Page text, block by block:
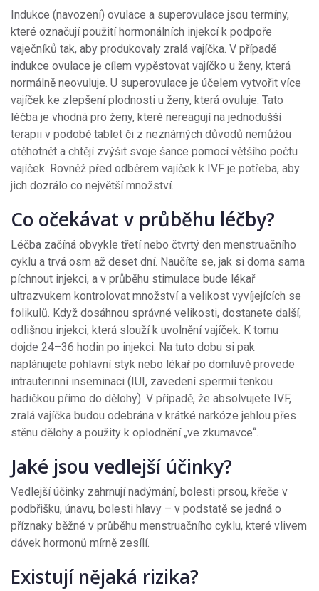
Indukce (navození) ovulace a superovulace jsou termíny,
které označují použití hormonálních injekcí k podpoře
vaječníků tak, aby produkovaly zralá vajíčka. V případě
indukce ovulace je cílem vypěstovat vajíčko u ženy, která
normálně neovuluje. U superovulace je účelem vytvořit více
vajíček ke zlepšení plodnosti u ženy, která ovuluje. Tato
léčba je vhodná pro ženy, které nereagují na jednodušší
terapii v podobě tablet či z neznámých důvodů nemůžou
otěhotnět a chtějí zvýšit svoje šance pomocí většího počtu
vajíček. Rovněž před odběrem vajíček k IVF je potřeba, aby
jich dozrálo co největší množství.
Co očekávat v průběhu léčby?
Léčba začíná obvykle třetí nebo čtvrtý den menstruačního
cyklu a trvá osm až deset dní. Naučíte se, jak si doma sama
píchnout injekci, a v průběhu stimulace bude lékař
ultrazvukem kontrolovat množství a velikost vyvíjejících se
folikulů. Když dosáhnou správné velikosti, dostanete další,
odlišnou injekci, která slouží k uvolnění vajíček. K tomu
dojde 24–36 hodin po injekci. Na tuto dobu si pak
naplánujete pohlavní styk nebo lékař po domluvě provede
intrauterinní inseminaci (IUI, zavedení spermií tenkou
hadičkou přímo do dělohy). V případě, že absolvujete IVF,
zralá vajíčka budou odebrána v krátké narkóze jehlou přes
stěnu dělohy a použity k oplodnění „ve zkumavce“.
Jaké jsou vedlejší účinky?
Vedlejší účinky zahrnují nadýmání, bolesti prsou, křeče v
podbřišku, únavu, bolesti hlavy – v podstatě se jedná o
příznaky běžné v průběhu menstruačního cyklu, které vlivem
dávek hormonů mírně zesílí.
Existují nějaká rizika?